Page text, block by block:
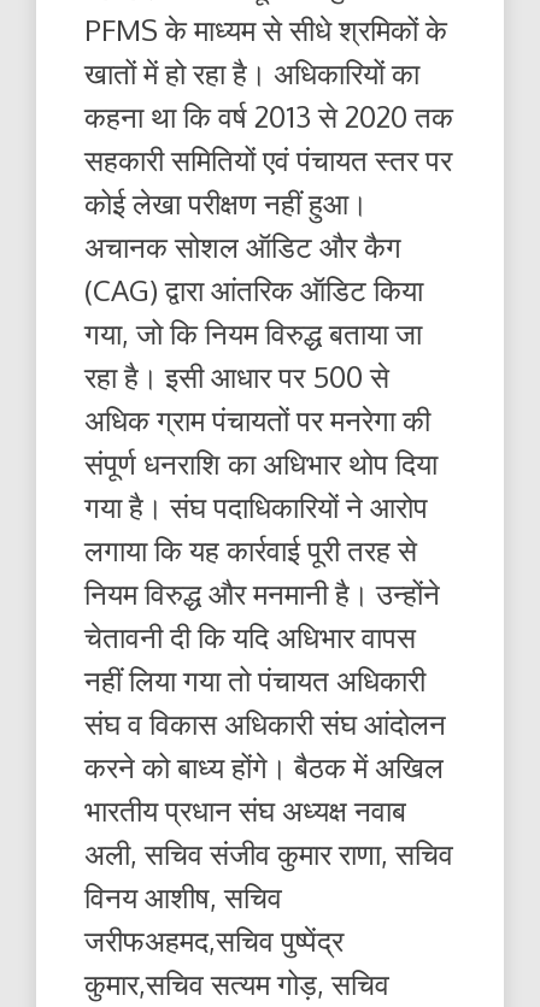
PFMS के माध्यम से सीधे श्रमिकों के
खातों में हो रहा है। अधिकारियों का
कहना था कि वर्ष 2013 से 2020 तक
सहकारी समितियों एवं पंचायत स्तर पर
कोई लेखा परीक्षण नहीं हुआ।
अचानक सोशल ऑडिट और कैग
(CAG) द्वारा आंतरिक ऑडिट किया
गया, जो कि नियम विरुद्ध बताया जा
रहा है। इसी आधार पर 500 से
अधिक ग्राम पंचायतों पर मनरेगा की
संपूर्ण धनराशि का अधिभार थोप दिया
गया है। संघ पदाधिकारियों ने आरोप
लगाया कि यह कार्रवाई पूरी तरह से
नियम विरुद्ध और मनमानी है। उन्होंने
चेतावनी दी कि यदि अधिभार वापस
नहीं लिया गया तो पंचायत अधिकारी
संघ व विकास अधिकारी संघ आंदोलन
करने को बाध्य होंगे। बैठक में अखिल
भारतीय प्रधान संघ अध्यक्ष नवाब
अली, सचिव संजीव कुमार राणा, सचिव
विनय आशीष, सचिव
जरीफअहमद,सचिव पुष्पेंद्र
कुमार,सचिव सत्यम गोड़, सचिव